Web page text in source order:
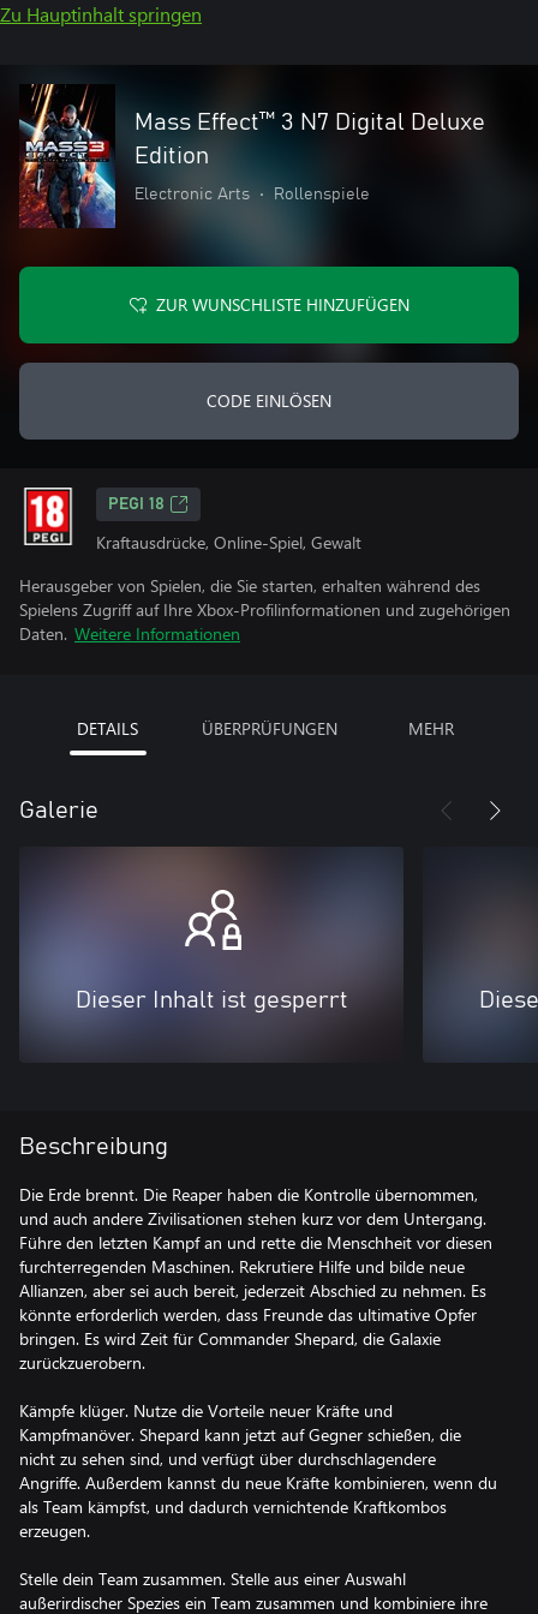
Zu Hauptinhalt springen
Mass Effect™ 3 N7 Digital Deluxe
Edition
Electronic Arts • Rollenspiele
ZUR WUNSCHLISTE HINZUFÜGEN
CODE EINLÖSEN
PEGI 18
Kraftausdrücke, Online-Spiel, Gewalt
Herausgeber von Spielen, die Sie starten, erhalten während des
Spielens Zugriff auf Ihre Xbox-Profilinformationen und zugehörigen
Daten. Weitere Informationen
DETAILS ÜBERPRÜFUNGEN MEHR
Galerie
Dieser Inhalt ist gesperrt
Beschreibung
Die Erde brennt. Die Reaper haben die Kontrolle übernommen,
und auch andere Zivilisationen stehen kurz vor dem Untergang.
Führe den letzten Kampf an und rette die Menschheit vor diesen
furchterregenden Maschinen. Rekrutiere Hilfe und bilde neue
Allianzen, aber sei auch bereit, jederzeit Abschied zu nehmen. Es
könnte erforderlich werden, dass Freunde das ultimative Opfer
bringen. Es wird Zeit für Commander Shepard, die Galaxie
zurückzuerobern.
Kämpfe klüger. Nutze die Vorteile neuer Kräfte und
Kampfmanöver. Shepard kann jetzt auf Gegner schießen, die
nicht zu sehen sind, und verfügt über durchschlagendere
Angriffe. Außerdem kannst du neue Kräfte kombinieren, wenn du
als Team kämpfst, und dadurch vernichtende Kraftkombos
erzeugen.
Stelle dein Team zusammen. Stelle aus einer Auswahl
außerirdischer Spezies ein Team zusammen und kombiniere ihre